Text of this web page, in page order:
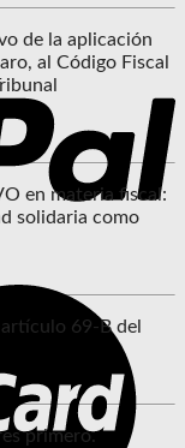
de la aplicación
al Código Fiscal
en materia fiscal:
solidaria como
69-B del
primero.